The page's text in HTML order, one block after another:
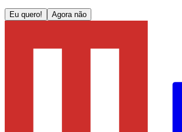
Eu quero! Agora não